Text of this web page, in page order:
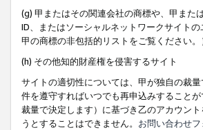
(g) 甲またはその関連会社の商標や、甲また
ID、またはソーシャルネットワークサイト
甲の商標の非包括的リストをご覧ください。
(h) その他知的財産権を侵害するサイト
サイトの適切性については、甲が独自の裁
件を遵守すればいつでも再申込みすること
裁量で決定します）に基づき乙のアカウン
うとすることはできません。 お問い合わせフ